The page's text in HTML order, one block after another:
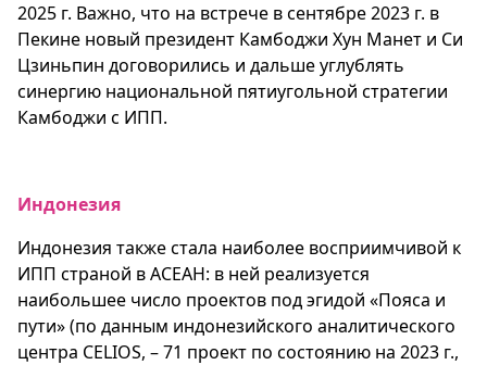
2025 г. Важно, что на встрече в сентябре 2023 г. в
Пекине новый президент Камбоджи Хун Манет и Си
Цзиньпин договорились и дальше углублять
синергию национальной пятиугольной стратегии
Камбоджи с ИПП.
Индонезия
Индонезия также стала наиболее восприимчивой к
ИПП страной в АСЕАН: в ней реализуется
наибольшее число проектов под эгидой «Пояса и
пути» (по данным индонезийского аналитического
центра CELIOS, – 71 проект по состоянию на 2023 г.,